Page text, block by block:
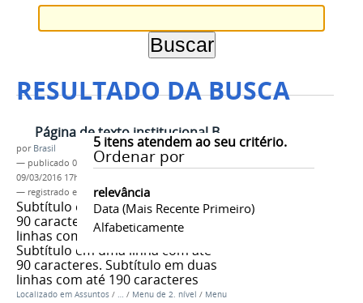
RESULTADO DA BUSCA
5itens atendem ao seu critério.
Ordenar por
relevância
Data (mais Recente Primeiro)
Alfabeticamente
Página de texto institucional B
por Brasil
— publicado 04/06/2013 —última modificação
09/03/2016 17h10
— registrado em:
tag 1,tag 2,tag 3
Subtítulo em uma linha com até
90 caracteres. Subtítulo em duas
linhas com até 190 caracteres.
Subtítulo em uma linha com até
90 caracteres. Subtítulo em duas
linhas com até 190 caracteres
Localizado em Assuntos / … / Menu de 2. nível / Menu